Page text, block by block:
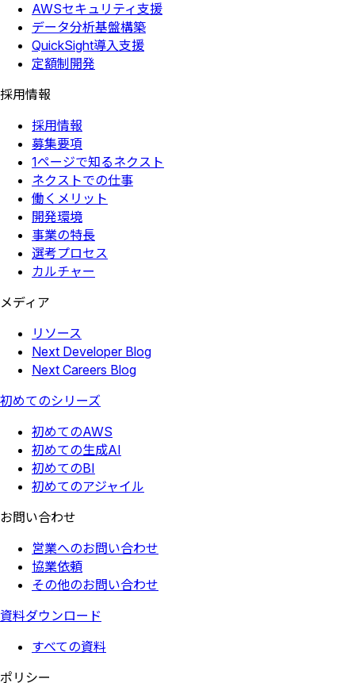
AWSセキュリティ支援
データ分析基盤構築
QuickSight導入支援
定額制開発
採用情報
採用情報
募集要項
1ページで知るネクスト
ネクストでの仕事
働くメリット
開発環境
事業の特長
選考プロセス
カルチャー
メディア
リソース
Next Developer Blog
Next Careers Blog
初めてのシリーズ
初めてのAWS
初めての生成AI
初めてのBI
初めてのアジャイル
お問い合わせ
営業へのお問い合わせ
協業依頼
その他のお問い合わせ
資料ダウンロード
すべての資料
ポリシー